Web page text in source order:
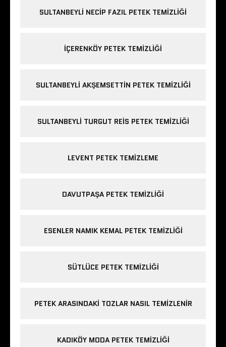
SULTANBEYLI NECIP FAZIL PETEK TEMIZLIĞI
IÇERENKÖY PETEK TEMIZLIĞI
SULTANBEYLI AKŞEMSETTIN PETEK TEMIZLIĞI
SULTANBEYLI TURGUT REIS PETEK TEMIZLIĞI
LEVENT PETEK TEMIZLEME
DAVUTPAŞA PETEK TEMIZLIĞI
ESENLER NAMIK KEMAL PETEK TEMIZLIĞI
SÜTLÜCE PETEK TEMIZLIĞI
PETEK ARASINDAKI TOZLAR NASIL TEMIZLENIR
KADIKÖY MODA PETEK TEMIZLIĞI